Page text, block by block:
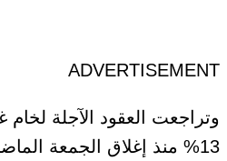
ADVERTISEMENT
وتراجعت العقود الآجلة